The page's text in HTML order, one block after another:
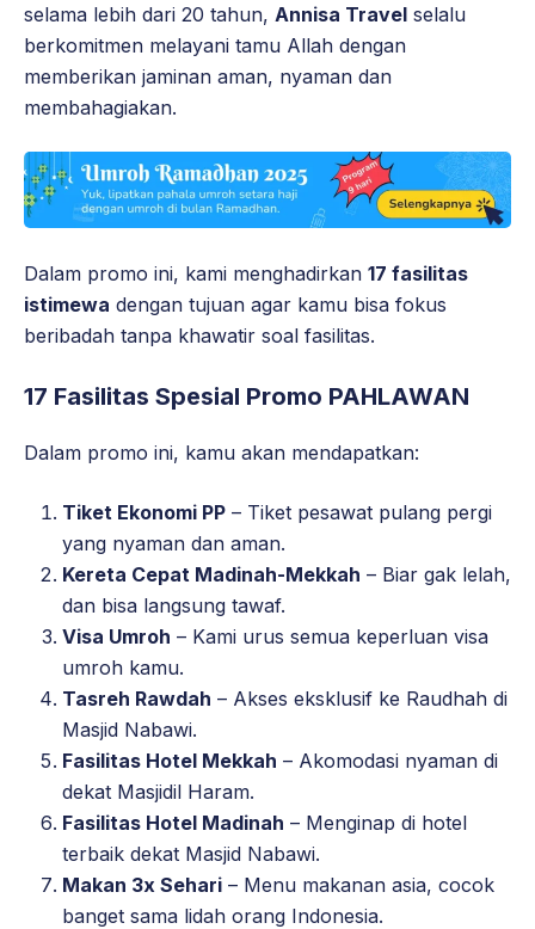
selama lebih dari 20 tahun, Annisa Travel selalu
berkomitmen melayani tamu Allah dengan
memberikan jaminan aman, nyaman dan
membahagiakan.
Dalam promo ini, kami menghadirkan 17 fasilitas
istimewa dengan tujuan agar kamu bisa fokus
beribadah tanpa khawatir soal fasilitas.
17 Fasilitas Spesial Promo PAHLAWAN
Dalam promo ini, kamu akan mendapatkan:
Tiket Ekonomi PP – Tiket pesawat pulang pergi
yang nyaman dan aman.
Kereta Cepat Madinah-Mekkah – Biar gak lelah,
dan bisa langsung tawaf.
Visa Umroh – Kami urus semua keperluan visa
umroh kamu.
Tasreh Rawdah – Akses eksklusif ke Raudhah di
Masjid Nabawi.
Fasilitas Hotel Mekkah – Akomodasi nyaman di
dekat Masjidil Haram.
Fasilitas Hotel Madinah – Menginap di hotel
terbaik dekat Masjid Nabawi.
Makan 3x Sehari – Menu makanan asia, cocok
banget sama lidah orang Indonesia.